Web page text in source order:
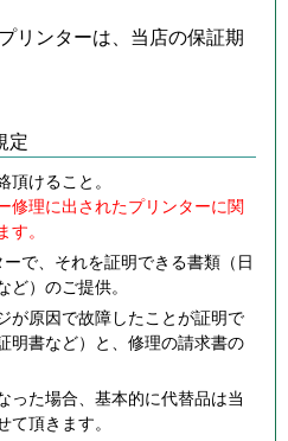
リンターは、当店の保証期
定
頂けること。
修理に出されたプリンターに関
す。
で、それを証明できる書類（日
ど）のご提供。
が原因で故障したことが証明で
明書など）と、修理の請求書の
った場合、基本的に代替品は当
て頂きます。